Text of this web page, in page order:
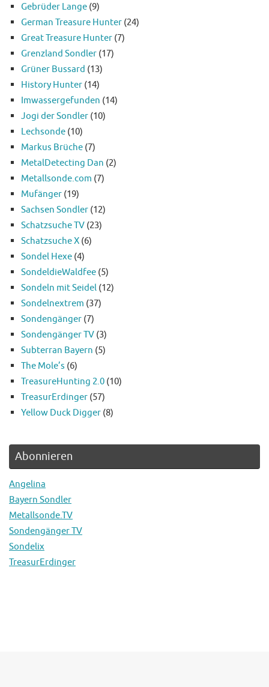
Gebrüder Lange (9)
German Treasure Hunter (24)
Great Treasure Hunter (7)
Grenzland Sondler (17)
Grüner Bussard (13)
History Hunter (14)
Imwassergefunden (14)
Jogi der Sondler (10)
Lechsonde (10)
Markus Brüche (7)
MetalDetecting Dan (2)
Metallsonde.com (7)
Mufänger (19)
Sachsen Sondler (12)
Schatzsuche TV (23)
Schatzsuche X (6)
Sondel Hexe (4)
SondeldieWaldfee (5)
Sondeln mit Seidel (12)
Sondelnextrem (37)
Sondengänger (7)
Sondengänger TV (3)
Subterran Bayern (5)
The Mole’s (6)
TreasureHunting 2.0 (10)
TreasurErdinger (57)
Yellow Duck Digger (8)
Abonnieren
Angelina
Bayern Sondler
Metallsonde.TV
Sondengänger TV
Sondelix
TreasurErdinger